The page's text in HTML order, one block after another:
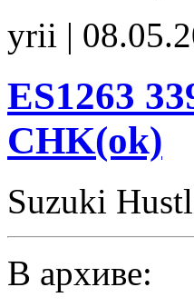
yrii |
ES1263
CHK(ok)
Suzuki
В архиве: